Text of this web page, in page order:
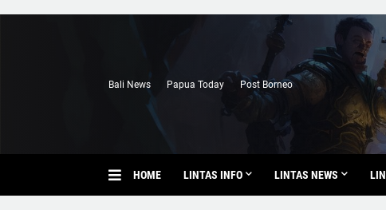
Bali News Papua Today Post Borneo
HOME LINTAS INFO LINTAS NEWS